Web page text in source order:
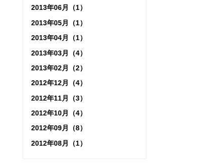
2013年06月（1）
2013年05月（1）
2013年04月（1）
2013年03月（4）
2013年02月（2）
2012年12月（4）
2012年11月（3）
2012年10月（4）
2012年09月（8）
2012年08月（1）